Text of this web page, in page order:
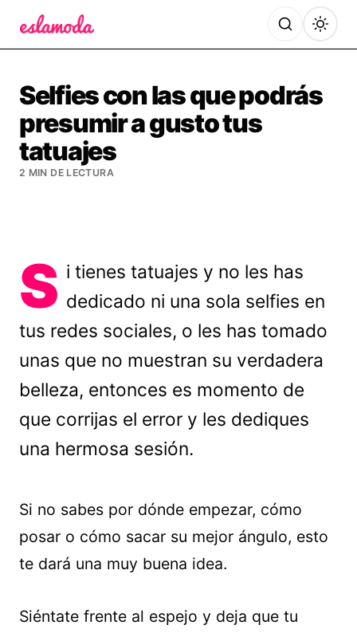
Selfies con las que podrás
presumir a gusto tus
tatuajes
2 MIN DE LECTURA
S i tienes tatuajes y no les has
dedicado ni una sola selfies en
tus redes sociales, o les has tomado
unas que no muestran su verdadera
belleza, entonces es momento de
que corrijas el error y les dediques
una hermosa sesión.
Si no sabes por dónde empezar, cómo
posar o cómo sacar su mejor ángulo, esto
te dará una muy buena idea.
Siéntate frente al espejo y deja que tu